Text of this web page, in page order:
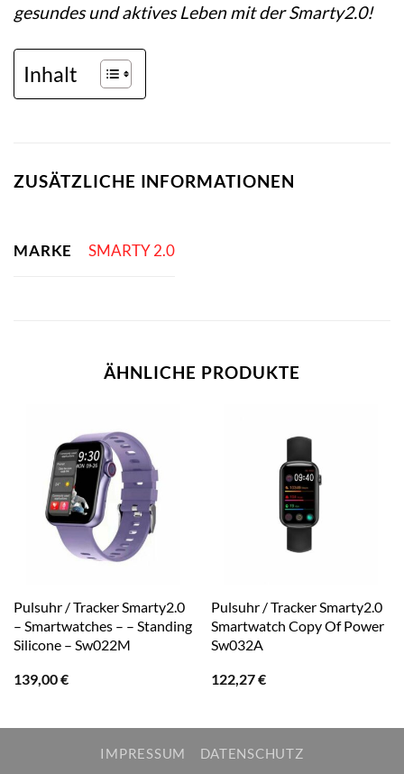
gesundes und aktives Leben mit der Smarty2.0!
Inhalt
ZUSÄTZLICHE INFORMATIONEN
MARKE SMARTY 2.0
ÄHNLICHE PRODUKTE
Pulsuhr / Tracker Smarty2.0
– Smartwatches – – Standing
Silicone – Sw022M
139,00€
Pulsuhr / Tracker Smarty2.0
Smartwatch Copy Of Power
Sw032A
122,27€
IMPRESSUM DATENSCHUTZ